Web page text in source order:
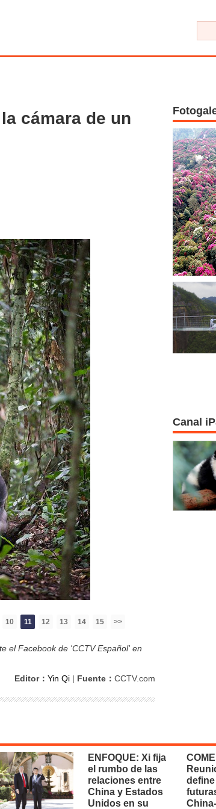
cámara de un
10 11 12 13 14 15 >>
el Facebook de 'CCTV Español' en
Editor： Yin Qi | Fuente： CCTV.com
Canal
ENFOQUE: Xi fija
el rumbo de las
relaciones entre
China y Estados
Unidos en su